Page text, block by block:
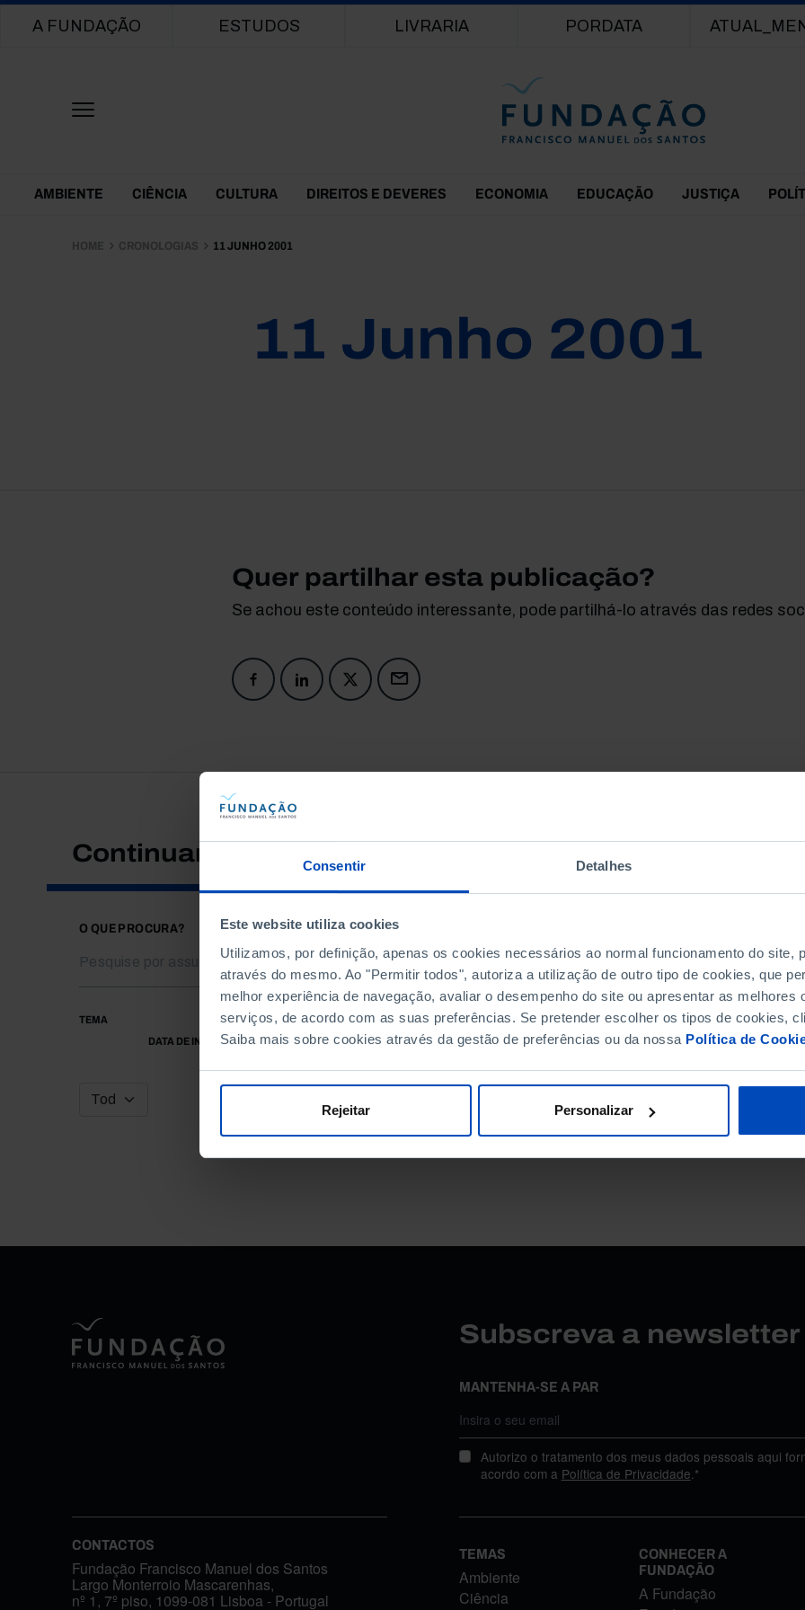
Consentir Detalhes
Este website utiliza cookies
Utilizamos, por definição, apenas os cookies necessários ao normal funcionamento do site,
através do mesmo. Ao "Permitir todos", autoriza a utilização de outro tipo de cookies, que
melhor experiência de navegação, avaliar o desempenho do site ou apresentar as melhores
serviços, de acordo com as suas preferências. Se pretender escolher os tipos de cookies,
Saiba mais sobre cookies através da gestão de preferências ou da nossa Política de
Rejeitar Personalizar
Main navigation
A FUNDAÇÃO ESTUDOS LIVRARIA PORDATA
Themes Menu
AMBIENTE CIÊNCIA CULTURA DIREITOS E DEVERES ECONOMIA EDUCAÇÃO JUSTIÇA
HOME CRONOLOGIAS 11 JUNHO 2001
11 Junho 2001
Quer partilhar esta publicação?
Se achou este conteúdo interessante, pode partilhá-lo através das redes
Continuar a pesquisar
O QUE PROCURA?
TEMA
DATA DE INÍCIO
DATA DE FIM
Subscreva a
MANTENHA-SE A PAR
Autorizo o tratamento dos meus dados pessoais aqui
acordo com a Política de Privacidade.*
CONTACTOS
Fundação Francisco Manuel dos Santos
Largo Monterroio Mascarenhas,
nº 1, 7º piso, 1099-081 Lisboa - Portugal
TEMAS
Ambiente
Ciência
CONHECER A
FUNDAÇÃO
A Fundação